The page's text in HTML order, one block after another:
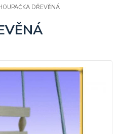
DŘEVĚNÁ